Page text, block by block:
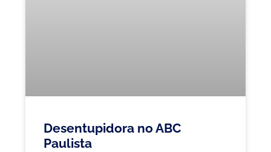
Desentupidora no ABC
Paulista